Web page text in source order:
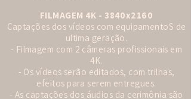
FILMAGEM 4K - 3840x2160
Captações dos vídeos com equipamentoS de
ultima geração.
- Filmagem com 2 câmeras profissionais em
4K.
- Os vídeos serão editados, com trilhas,
efeitos para serem entregues.
- As captações dos áudios da cerimônia são